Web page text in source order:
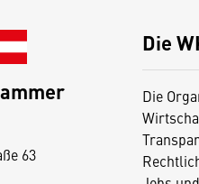
Die
Die
63